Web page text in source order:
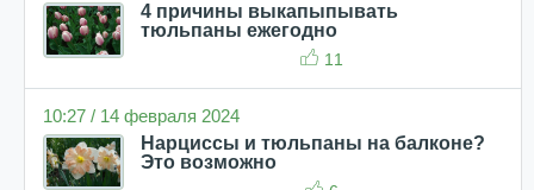
4 причины выкапыпывать
тюльпаны ежегодно
11
10:27 / 14 февраля 2024
Нарциссы и тюльпаны на балконе?
Это возможно